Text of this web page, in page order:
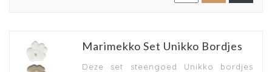
Marimekko Set Unikko Bordjes
Deze set steengoed Unikko bordjes